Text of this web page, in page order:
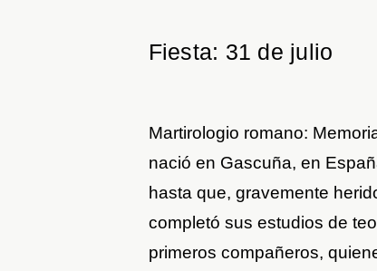
Fiesta: 31 de julio
Martirologio romano:
nació en Gascuña, en
hasta que, gravemente
completó sus estudios de
primeros compañeros,